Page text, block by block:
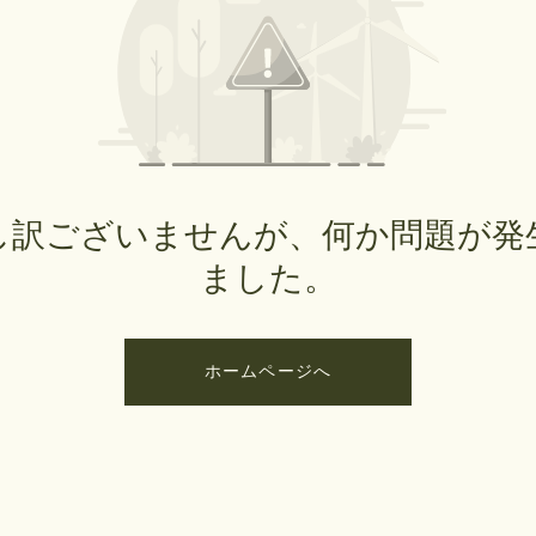
訳ございませんが、何か問題が発
ました。
ホームページへ